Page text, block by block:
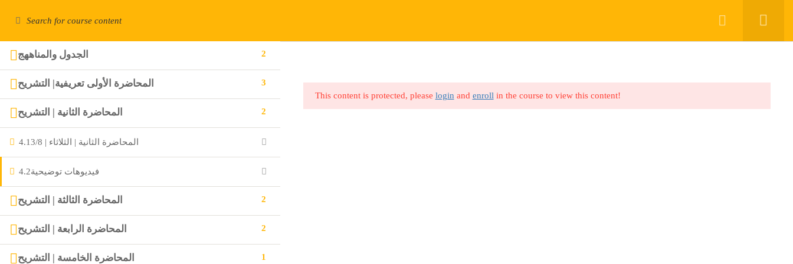
الجدول والمناههج 2
المحاضرة الأولى تعريفية| التشريح 3
المحاضرة الثانية | التشريح 2
4.1 المحاضرة الثانية | الثلاثاء | 3/8
4.2فيديوهات توضيحية
المحاضرة الثالثة | التشريح 2
المحاضرة الرابعة | التشريح 2
المحاضرة الخامسة | التشريح 1
This content is protected, please login and enroll in the course to view this content!